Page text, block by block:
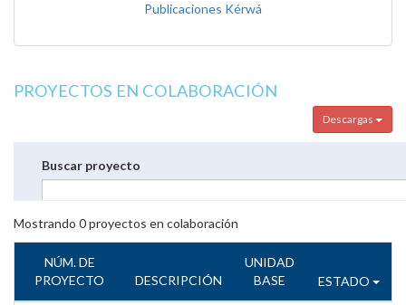
Publicaciones Kérwá
PROYECTOS EN COLABORACIÓN
Descargas
Buscar proyecto
Mostrando 0proyectos en colaboración
NÚM. DE
PROYECTO
DESCRIPCIÓN
UNIDAD
BASE
ESTADO